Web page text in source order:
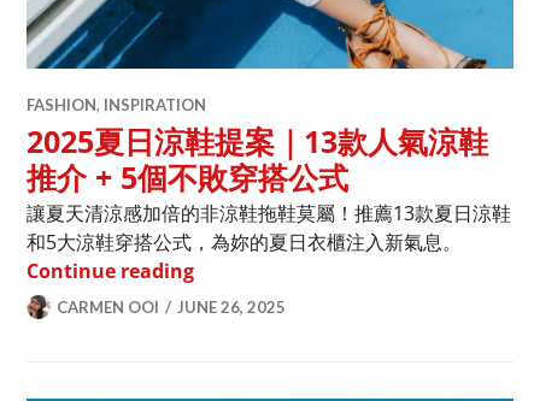
FASHION, INSPIRATION
2025夏日涼鞋提案｜13款人氣涼鞋
推介 + 5個不敗穿搭公式
讓夏天清涼感加倍的非涼鞋拖鞋莫屬！推薦13款夏日涼鞋
和5大涼鞋穿搭公式，為妳的夏日衣櫃注入新氣息。
Continue reading2025夏日涼鞋提案｜13款人氣涼鞋推介
CARMEN OOI JUNE 26, 2025